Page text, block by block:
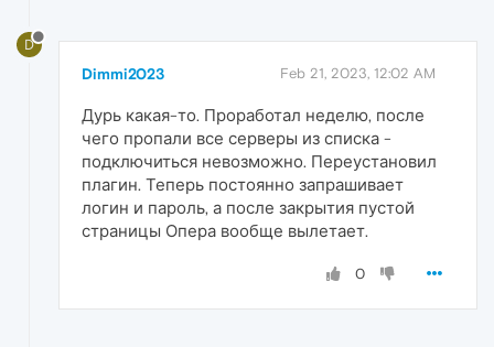
D
Dimmi2023 Feb 21, 2023, 12:02 AM
Дурь какая-то. Проработал неделю, после
чего пропали все серверы из списка -
подключиться невозможно. Переустановил
плагин. Теперь постоянно запрашивает
логин и пароль, а после закрытия пустой
страницы Опера вообще вылетает.
0